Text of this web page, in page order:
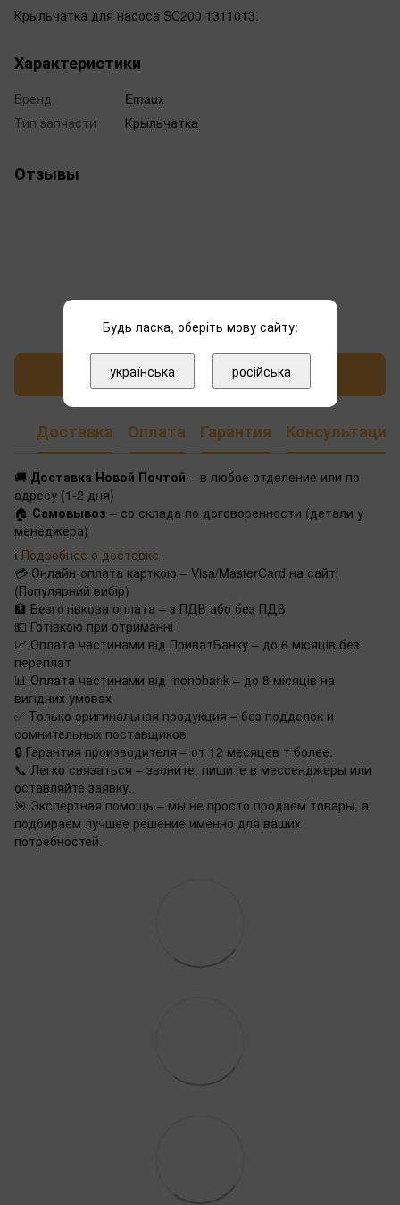
Крыльчатка для насоса SC200 1311013.
Характеристики
Бренд
Emaux
Тип запчасти
Крыльчатка
Отзывы
Написать отзыв
Доставка Оплата Гарантия Консультация
🚚 Доставка Новой Почтой – в любое отделение или по
адресу (1-2 дня)
🏠 Самовывоз – со склада по договоренности (детали у
менеджера)
ℹ️ Подробнее о доставке
💳 Онлайн-оплата карткою – Visa/MasterCard на сайті
(Популярний вибір)
🏦 Безготівкова оплата – з ПДВ або без ПДВ
💵 Готівкою при отриманні
📈 Оплата частинами від ПриватБанку – до 6 місяців без
переплат
📊 Оплата частинами від monobank – до 8 місяців на
вигідних умовах
✅ Только оригинальная продукция – без подделок и
сомнительных поставщиков
🔒 Гарантия производителя – от 12 месяцев т более.
📞 Легко связаться – звоните, пишите в мессенджеры или
оставляйте заявку.
🎯 Экспертная помощь – мы не просто продаем товары, а
подбираем лучшее решение именно для ваших
потребностей.
Будь ласка, оберіть мову сайту:
українська російська